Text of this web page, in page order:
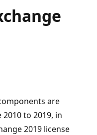
are
to 2019, in
2019 license